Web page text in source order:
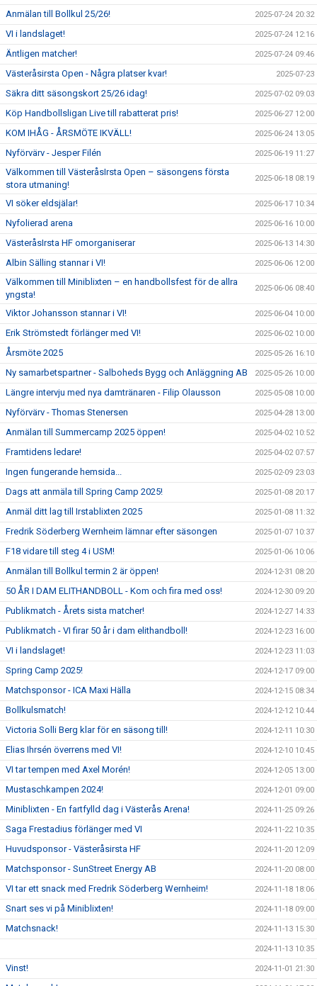
Anmälan till Bollkul 25/26! 2025-07-24 20:32
VI i landslaget! 2025-07-24 12:16
Äntligen matcher! 2025-07-24 09:46
Västeråsirsta Open - Några platser kvar! 2025-07-23
Säkra ditt säsongskort 25/26 idag! 2025-07-02 09:03
Köp Handbollsligan Live till rabatterat pris! 2025-06-27 12:00
KOM IHÅG - ÅRSMÖTE IKVÄLL! 2025-06-24 13:05
Nyförvärv - Jesper Filén 2025-06-19 11:27
Välkommen till VästeråsIrsta Open – säsongens första
stora utmaning!
2025-06-18 08:19
VI söker eldsjälar! 2025-06-17 10:34
Nyfolierad arena 2025-06-16 10:00
VästeråsIrsta HF omorganiserar 2025-06-13 14:30
Albin Sälling stannar i VI! 2025-06-06 12:00
Välkommen till Miniblixten – en handbollsfest för de allra
yngsta!
2025-06-06 08:40
Viktor Johansson stannar i VI! 2025-06-04 10:00
Erik Strömstedt förlänger med VI! 2025-06-02 10:00
Årsmöte 2025 2025-05-26 16:10
Ny samarbetspartner - Salboheds Bygg och Anläggning AB 2025-05-26 10:00
Längre intervju med nya damtränaren - Filip Olausson 2025-05-08 10:00
Nyförvärv - Thomas Stenersen 2025-04-28 13:00
Anmälan till Summercamp 2025 öppen! 2025-04-02 10:52
Framtidens ledare! 2025-04-02 07:57
Ingen fungerande hemsida... 2025-02-09 23:03
Dags att anmäla till Spring Camp 2025! 2025-01-08 20:17
Anmäl ditt lag till Irstablixten 2025 2025-01-08 11:32
Fredrik Söderberg Wernheim lämnar efter säsongen 2025-01-07 10:37
F18 vidare till steg 4 i USM! 2025-01-06 10:06
Anmälan till Bollkul termin 2 är öppen! 2024-12-31 08:20
50 ÅR I DAM ELITHANDBOLL - Kom och fira med oss! 2024-12-30 09:20
Publikmatch - Årets sista matcher! 2024-12-27 14:33
Publikmatch - VI firar 50 år i dam elithandboll! 2024-12-23 16:00
VI i landslaget! 2024-12-23 11:03
Spring Camp 2025! 2024-12-17 09:00
Matchsponsor - ICA Maxi Hälla 2024-12-15 08:34
Bollkulsmatch! 2024-12-12 10:44
Victoria Solli Berg klar för en säsong till! 2024-12-11 10:30
Elias Ihrsén överrens med VI! 2024-12-10 10:45
VI tar tempen med Axel Morén! 2024-12-05 13:00
Mustaschkampen 2024! 2024-12-01 09:00
Miniblixten - En fartfylld dag i Västerås Arena! 2024-11-25 09:26
Saga Frestadius förlänger med VI 2024-11-22 10:35
Huvudsponsor - Västeråsirsta HF 2024-11-20 12:09
Matchsponsor - SunStreet Energy AB 2024-11-20 08:00
VI tar ett snack med Fredrik Söderberg Wernheim! 2024-11-18 18:06
Snart ses vi på Miniblixten! 2024-11-18 09:00
Matchsnack! 2024-11-13 15:30
2024-11-13 10:35
Vinst! 2024-11-01 21:30